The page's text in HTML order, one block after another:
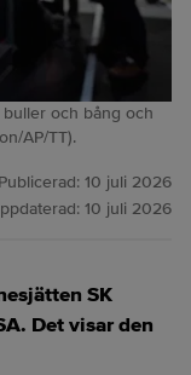
och bång och
AP/TT).
Publicerad: 10 juli 2026
10 juli 2026
SK
Det visar den